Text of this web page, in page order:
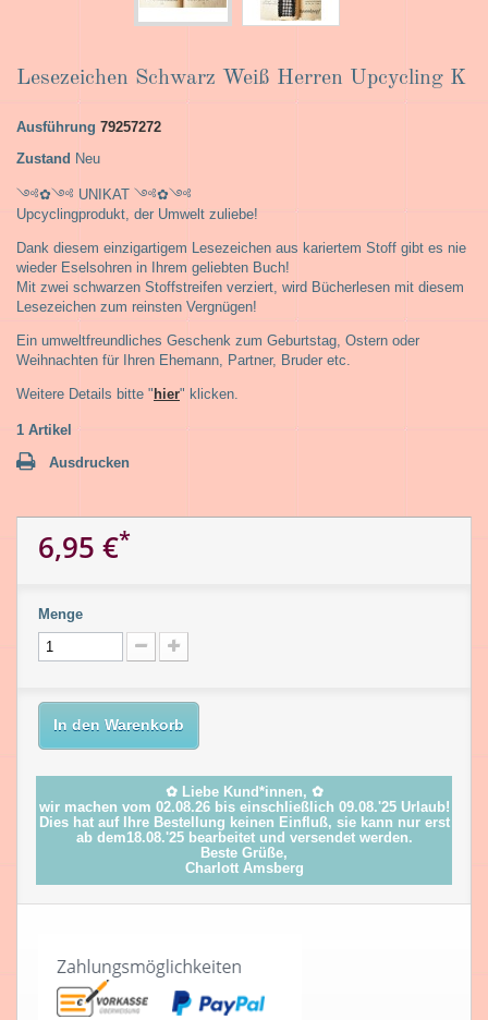
Lesezeichen Schwarz Weiß Herren Upcycling K
Ausführung 79257272
Zustand Neu
༺✿༺ UNIKAT ༺✿༺
Upcyclingprodukt, der Umwelt zuliebe!
Dank diesem einzigartigem Lesezeichen aus kariertem Stoff gibt es nie
wieder Eselsohren in Ihrem geliebten Buch!
Mit zwei schwarzen Stoffstreifen verziert, wird Bücherlesen mit diesem
Lesezeichen zum reinsten Vergnügen!
Ein umweltfreundliches Geschenk zum Geburtstag, Ostern oder
Weihnachten für Ihren Ehemann, Partner, Bruder etc.
Weitere Details bitte "hier" klicken.
1 Artikel
Ausdrucken
6,95 €*
Menge
In den Warenkorb
✿ Liebe Kund*innen, ✿
wir machen vom 02.08.26 bis einschließlich 09.08.'25 Urlaub!
Dies hat auf Ihre Bestellung keinen Einfluß, sie kann nur erst
ab dem18.08.'25 bearbeitet und versendet werden.
Beste Grüße,
Charlott Amsberg